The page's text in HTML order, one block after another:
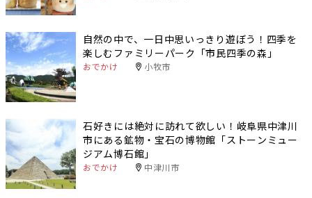
自然の中で、一日中思いっきり遊ぼう！四季を
楽しむファミリーパーク「市民四季の森」
おでかけ 小牧市
石好きには絶対に訪れて欲しい！岐阜県中津川
市にある鉱物・宝石の博物館「ストーンミュー
ジアム博石館」
おでかけ 中津川市